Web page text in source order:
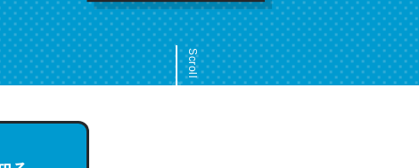
Scroll
はとてもクレバーなんだろうなと凄く思う。英語少しでも読める人は原文